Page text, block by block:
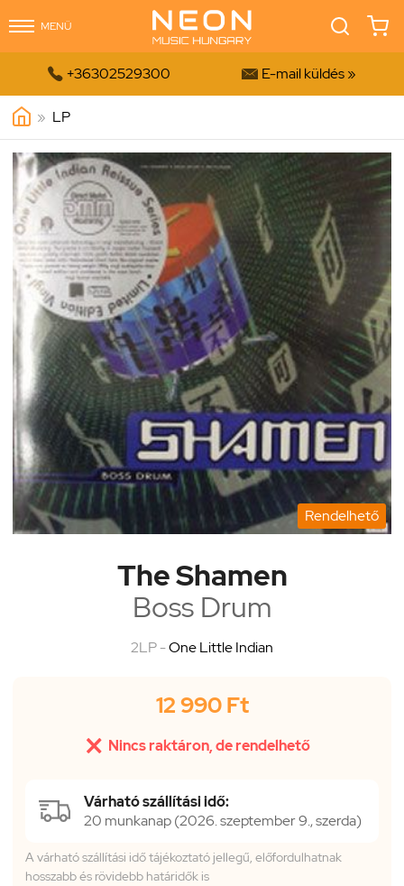
MENÜ
 +36302529300  E-mail küldés »
» LP
Rendelhető
The Shamen
Boss Drum
2LP -One Little Indian
12 990 Ft
 Nincs raktáron, de rendelhető
Várható szállítási idő:
20 munkanap (2026. szeptember 9., szerda)
A várható szállítási idő tájékoztató jellegű, előfordulhatnak
hosszabb és rövidebb határidők is